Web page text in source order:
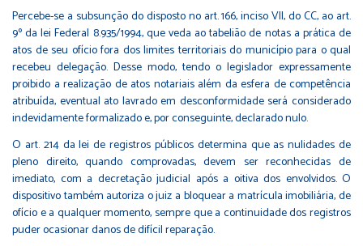
Percebe-se a subsunção do disposto no art. 166, inciso VII, do CC, ao art.
9º da lei Federal 8.935/1994, que veda ao tabelião de notas a prática de
atos de seu ofício fora dos limites territoriais do município para o qual
recebeu delegação. Desse modo, tendo o legislador expressamente
proibido a realização de atos notariais além da esfera de competência
atribuída, eventual ato lavrado em desconformidade será considerado
indevidamente formalizado e, por conseguinte, declarado nulo.
O art. 214 da lei de registros públicos determina que as nulidades de
pleno direito, quando comprovadas, devem ser reconhecidas de
imediato, com a decretação judicial após a oitiva dos envolvidos. O
dispositivo também autoriza o juiz a bloquear a matrícula imobiliária, de
ofício e a qualquer momento, sempre que a continuidade dos registros
puder ocasionar danos de difícil reparação.